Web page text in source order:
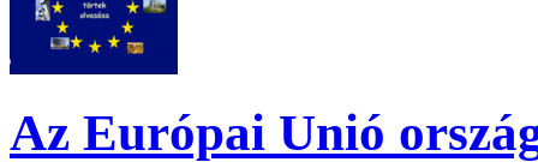
Az Európai Unió